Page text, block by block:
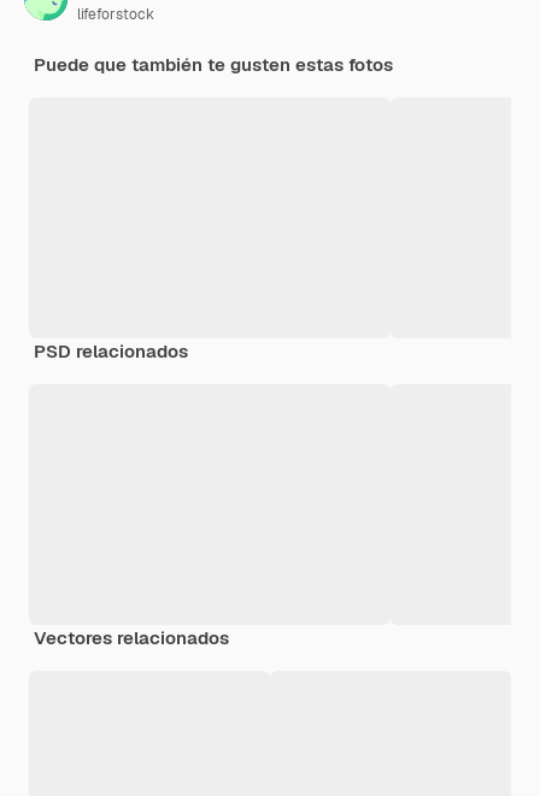
lifeforstock
Puede que también te gusten estas fotos
PSD relacionados
Vectores relacionados